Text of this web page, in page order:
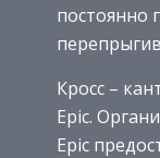
постоянно
Кросс –
Epic.
Epic